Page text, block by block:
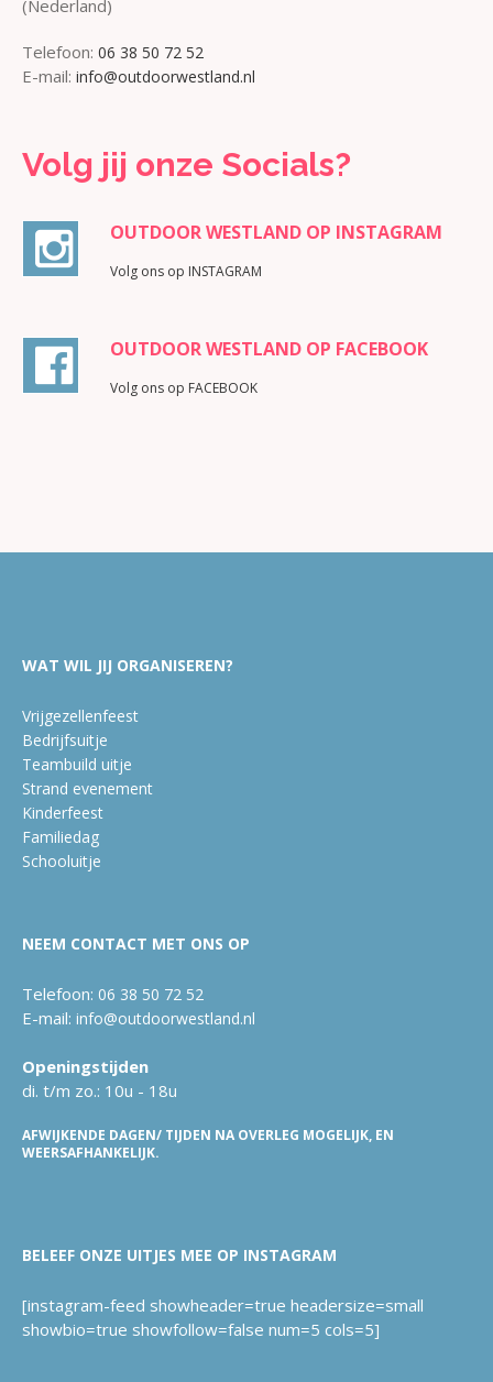
(Nederland)
Telefoon: 06 38 50 72 52
E-mail: info@outdoorwestland.nl
Volg jij onze Socials?
OUTDOOR WESTLAND OP INSTAGRAM
Volg ons op INSTAGRAM
OUTDOOR WESTLAND OP FACEBOOK
Volg ons op FACEBOOK
WAT WIL JIJ ORGANISEREN?
Vrijgezellenfeest
Bedrijfsuitje
Teambuild uitje
Strand evenement
Kinderfeest
Familiedag
Schooluitje
NEEM CONTACT MET ONS OP
Telefoon: 06 38 50 72 52
E-mail:info@outdoorwestland.nl
Openingstijden
di. t/m zo.: 10u - 18u
AFWIJKENDE DAGEN/ TIJDEN NA OVERLEG MOGELIJK, EN
WEERSAFHANKELIJK.
BELEEF ONZE UITJES MEE OP INSTAGRAM
[instagram-feed showheader=true headersize=small
showbio=true showfollow=false num=5 cols=5]